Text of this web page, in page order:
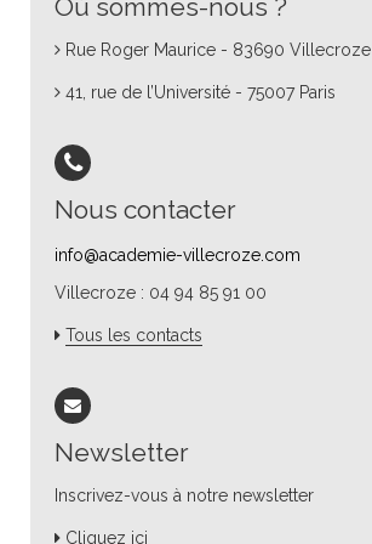
Où sommes-nous ?
Rue Roger Maurice - 83690 Villecroze
41, rue de l’Université - 75007 Paris
Nous contacter
info@academie-villecroze.com
Villecroze : 04 94 85 91 00
Tous les contacts
Newsletter
Inscrivez-vous à notre newsletter
Cliquez ici